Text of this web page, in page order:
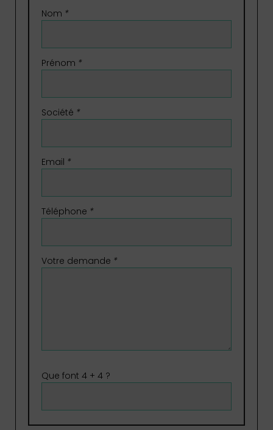
Nom *
Prénom *
Société *
Email *
Téléphone *
Votre demande *
Que font 4 + 4 ?